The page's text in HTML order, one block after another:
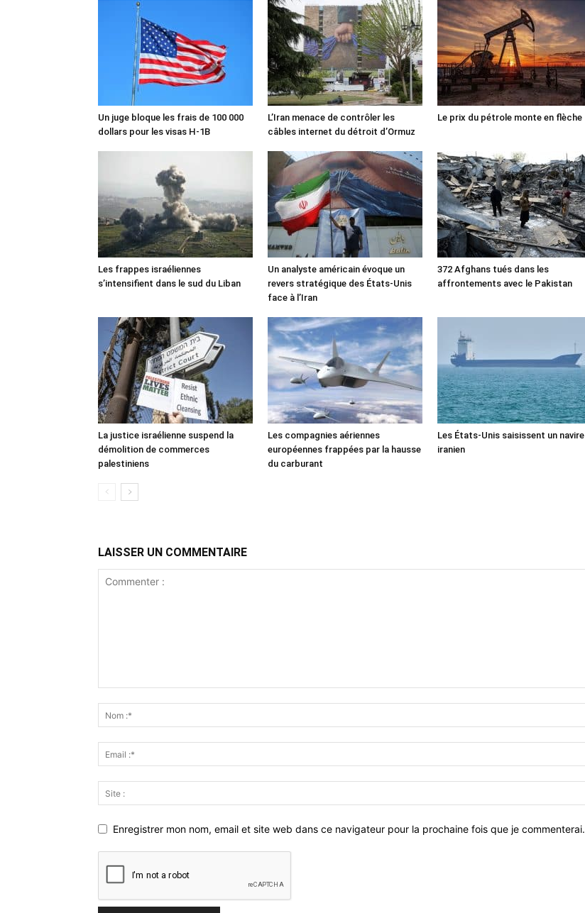
Un juge bloque les frais de 100 000
dollars pour les visas H-1B
L’Iran menace de contrôler les
câbles internet du détroit d’Ormuz
Le prix du pétrole monte en flèche
Les frappes israéliennes
s’intensifient dans le sud du Liban
Un analyste américain évoque un
revers stratégique des États-Unis
face à l’Iran
372 Afghans tués dans les
affrontements avec le Pakistan
La justice israélienne suspend la
démolition de commerces
palestiniens
Les compagnies aériennes
européennes frappées par la hausse
du carburant
Les États-Unis saisissent un navire
iranien
LAISSER UN COMMENTAIRE
Enregistrer mon nom, email et site web dans ce navigateur pour la prochaine fois que je commenterai.